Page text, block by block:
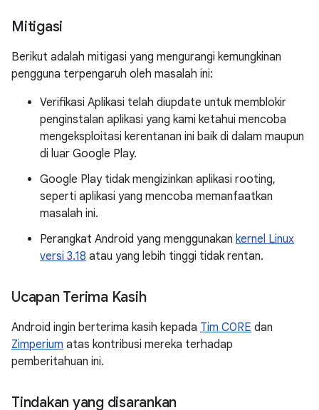
Mitigasi
Berikut adalah mitigasi yang mengurangi kemungkinan
pengguna terpengaruh oleh masalah ini:
Verifikasi Aplikasi telah diupdate untuk memblokir
penginstalan aplikasi yang kami ketahui mencoba
mengeksploitasi kerentanan ini baik di dalam maupun
di luar Google Play.
Google Play tidak mengizinkan aplikasi rooting,
seperti aplikasi yang mencoba memanfaatkan
masalah ini.
Perangkat Android yang menggunakan kernel Linux
versi 3.18 atau yang lebih tinggi tidak rentan.
Ucapan Terima Kasih
Android ingin berterima kasih kepada Tim C0RE dan
Zimperium atas kontribusi mereka terhadap
pemberitahuan ini.
Tindakan yang disarankan